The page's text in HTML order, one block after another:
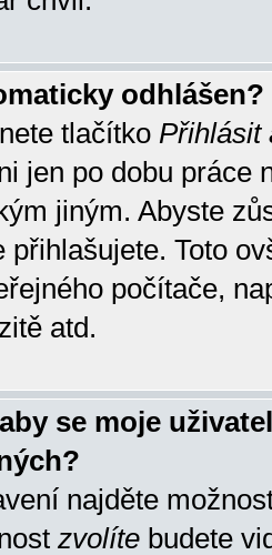
odhlášen?
tlačítko Přihlásit
jen po dobu práce
jiným. Abyste
přihlašujete. Toto
počítače,
atd.
se moje
najděte
zvolíte budete